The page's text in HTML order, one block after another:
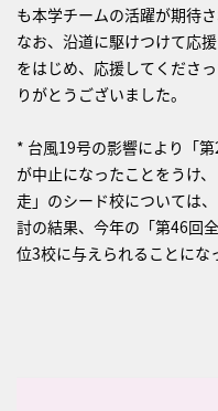
も本学チームの活躍が期待さ
なお、沿道に駆けつけて応
をはじめ、応援してくださ
りがとうございました。
* 台風19号の影響により「
が中止になったことをうけ
走」のシード校については
討の結果、今年の「第46回
位3校に与えられることにな